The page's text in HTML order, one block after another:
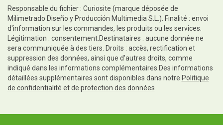
Responsable du fichier : Curiosite (marque déposée de
Milimetrado Diseño y Producción Multimedia S.L.). Finalité : envoi
d'information sur les commandes, les produits ou les services.
Légitimation : consentement.Destinataires : aucune donnée ne
sera communiquée à des tiers. Droits : accès, rectification et
suppression des données, ainsi que d'autres droits, comme
indiqué dans les informations complémentaires.Des informations
détaillées supplémentaires sont disponibles dans notre Politique
de confidentialité et de protection des données